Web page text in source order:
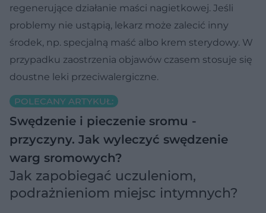
regenerujące działanie maści nagietkowej. Jeśli
problemy nie ustąpią, lekarz może zalecić inny
środek, np. specjalną maść albo krem sterydowy. W
przypadku zaostrzenia objawów czasem stosuje się
doustne leki przeciwalergiczne.
POLECANY ARTYKUŁ:
Swędzenie i pieczenie sromu -
przyczyny. Jak wyleczyć swędzenie
warg sromowych?
Jak zapobiegać uczuleniom,
podrażnieniom miejsc intymnych?